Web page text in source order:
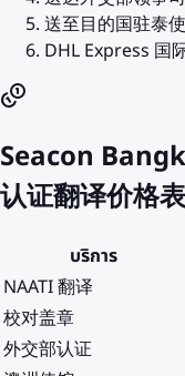
送至目的国驻泰
DHL Express 国
Seacon
认证翻译价格
บริการ
NAATI 翻译
校对盖章
外交部认证